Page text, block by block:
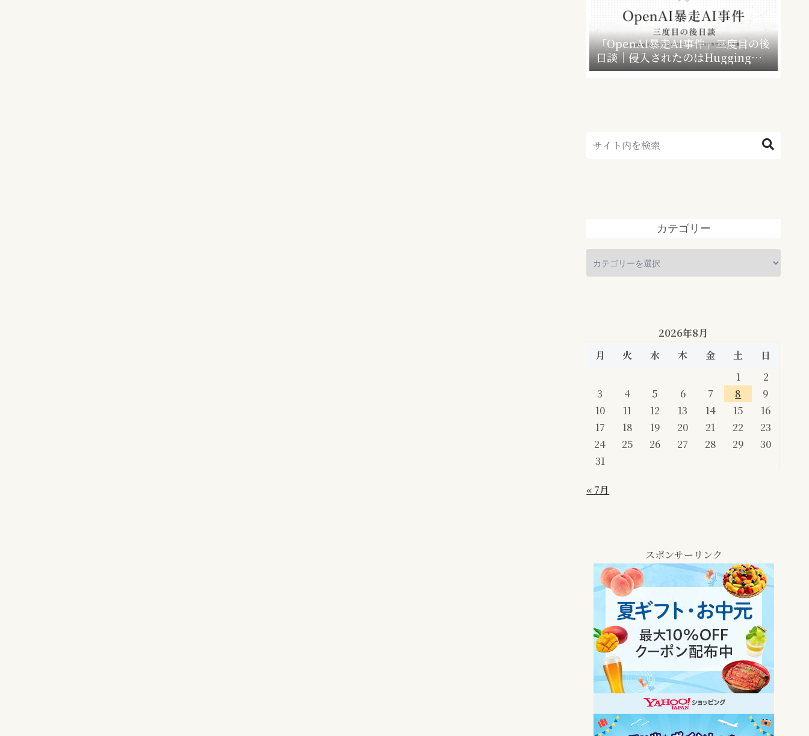
「OpenAI暴走AI事件」三度目の後
日談｜侵入されたのはHugging
Faceだけじゃなかった”4社4アカウ
カテゴリー
2026年8月
月
火 水 木 金 土
日
1
2
3
4 5 6 7 8
9
10
11 12 13 14 15
16
17
18 19 20 21 22
23
24
25 26 27 28 29
30
31
« 7月
スポンサーリンク